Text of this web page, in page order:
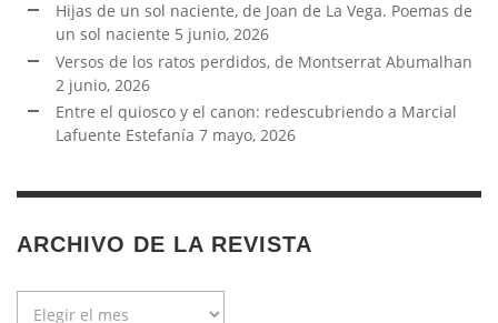
Hijas de un sol naciente, de Joan de La Vega. Poemas de
un sol naciente 5 junio, 2026
Versos de los ratos perdidos, de Montserrat Abumalhan
2 junio, 2026
Entre el quiosco y el canon: redescubriendo a Marcial
Lafuente Estefanía 7 mayo, 2026
ARCHIVO DE LA REVISTA